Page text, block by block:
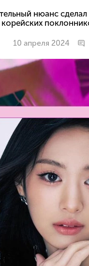
нюанс
корейских
10 апреля 2024